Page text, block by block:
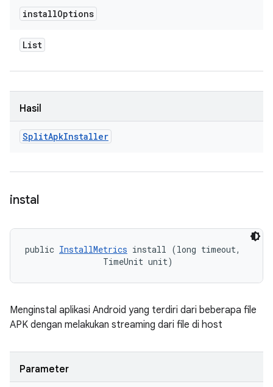
installOptions
List
Hasil
SplitApkInstaller
instal
public InstallMetrics install (long timeout,
                TimeUnit unit)
Menginstal aplikasi Android yang terdiri dari beberapa file
APK dengan melakukan streaming dari file di host
Parameter